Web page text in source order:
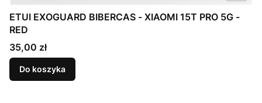
ETUI EXOGUARD BIBERCAS - XIAOMI 15T PRO 5G -
RED
Cena
35,00 zł
Do koszyka